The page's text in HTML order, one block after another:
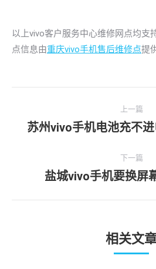
以上vivo客户服务中心维修网点均支
点信息由重庆vivo手机售后维修点提
章
上一篇
上
文
章：
苏州vivo手机电池充不进
下一篇
下
盐城vivo手机要换屏
相关文